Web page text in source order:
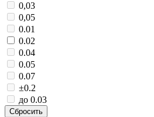
0,03
0,05
0.01
0.02
0.04
0.05
0.07
±0.2
до 0.03
Сбросить